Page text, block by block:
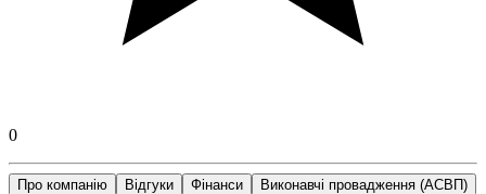
0
Про компанію Відгуки Фінанси Виконавчі провадження (АСВП)